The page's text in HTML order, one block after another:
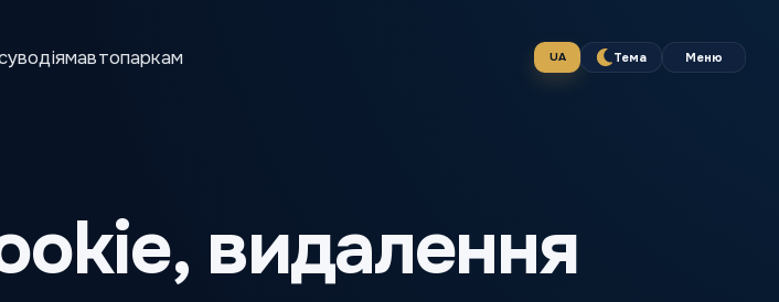
водіямавтопаркам UA Тема Меню
видалення